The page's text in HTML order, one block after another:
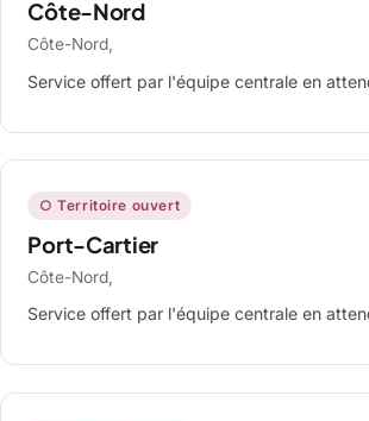
Côte-Nord
Côte-Nord,
Service offert par l'équipe centrale en
○ Territoire ouvert
Port-Cartier
Côte-Nord,
Service offert par l'équipe centrale en